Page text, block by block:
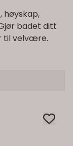
høyskap,
badet ditt
til velvære.